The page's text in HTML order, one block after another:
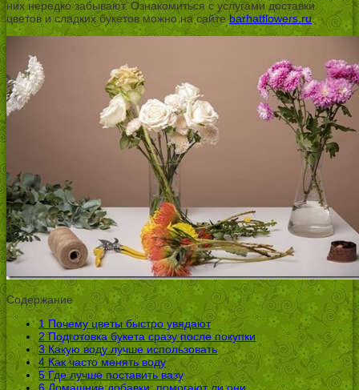
них нередко забывают. Ознакомиться с услугами доставки
цветов и сладких букетов можно на сайтеbarhatflowers.ru.
Содержание
1 Почему цветы быстро увядают
2Подготовка букета сразу после покупки
3 Какую воду лучше использовать
4Как часто менять воду
5Где лучше поставить вазу
6 Домашние добавки: помогают ли они